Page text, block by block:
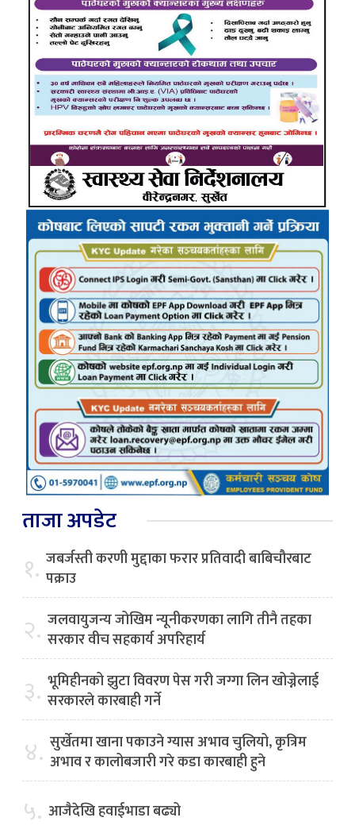
ताजा अपडेट
१. जबर्जस्ती करणी मुद्दाका फरार प्रतिवादी बाबिचौरबाट
पक्राउ
२. जलवायुजन्य जोखिम न्यूनीकरणका लागि तीनै तहका
सरकार वीच सहकार्य अपरिहार्य
३. भूमिहीनको झुटा विवरण पेस गरी जग्गा लिन खोज्नेलाई
सरकारले कारबाही गर्ने
४. सुर्खेतमा खाना पकाउने ग्यास अभाव चुलियो, कृत्रिम
अभाव र कालोबजारी गरे कडा कारबाही हुने
५. आजैदेखि हवाईभाडा बढ्यो